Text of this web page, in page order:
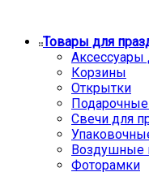
Товары для
Аксессуары
Корзины
Открытки
Свечи для
Фоторамки